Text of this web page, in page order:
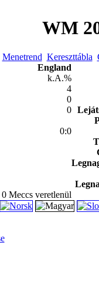
WM
Menetrend Kereszttábla
England
k.A.%
4
0
0
0:0
0 Meccs veretlenül